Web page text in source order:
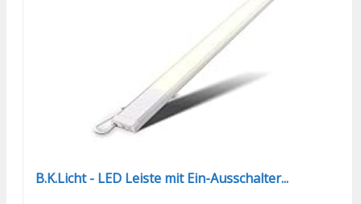
B.K.Licht - LED Leiste mit Ein-Ausschalter...